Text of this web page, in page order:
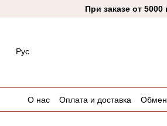
При заказе от
Рус
О нас Оплата и доставка Обмен